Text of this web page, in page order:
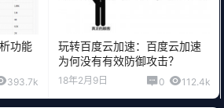
功能
393.7k
玩转百度云加速：百度云加速
为何没有有效防御攻击？
18年2月9日 0 112.4k